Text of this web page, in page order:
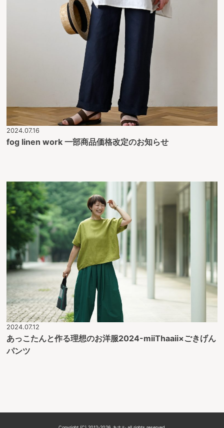
2024.07.16
fog linen work 一部商品価格改定のお知らせ
2024.07.12
あっこたんと作る理想のお洋服2024-miiThaaii×ごきげん
パンツ